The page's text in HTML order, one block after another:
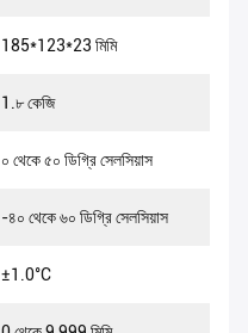
185*123*23 মিমি
1.৮ কেজি
০ থেকে ৫০ ডিগ্রি সেলসিয়াস
-৪০ থেকে ৬০ ডিগ্রি সেলসিয়াস
±1.0°C